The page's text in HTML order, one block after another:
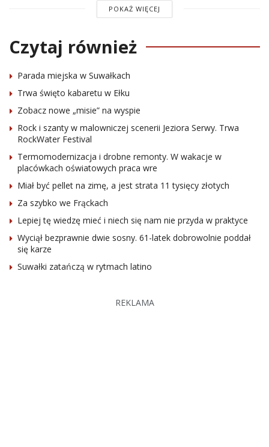
POKAŻ WIĘCEJ
Czytaj również
Parada miejska w Suwałkach
Trwa święto kabaretu w Ełku
Zobacz nowe „misie” na wyspie
Rock i szanty w malowniczej scenerii Jeziora Serwy. Trwa
RockWater Festival
Termomodernizacja i drobne remonty. W wakacje w
placówkach oświatowych praca wre
Miał być pellet na zimę, a jest strata 11 tysięcy złotych
Za szybko we Frąckach
Lepiej tę wiedzę mieć i niech się nam nie przyda w praktyce
Wyciął bezprawnie dwie sosny. 61-latek dobrowolnie poddał
się karze
Suwałki zatańczą w rytmach latino
REKLAMA